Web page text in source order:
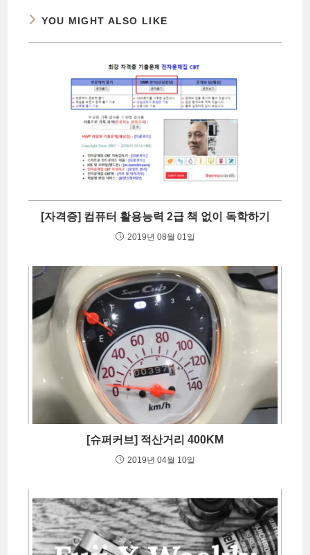
YOU MIGHT ALSO LIKE
[자격증] 컴퓨터 활용능력 2급 책 없이 독학하기
2019년 08월 01일
[슈퍼커브] 적산거리 400KM
2019년 04월 10일